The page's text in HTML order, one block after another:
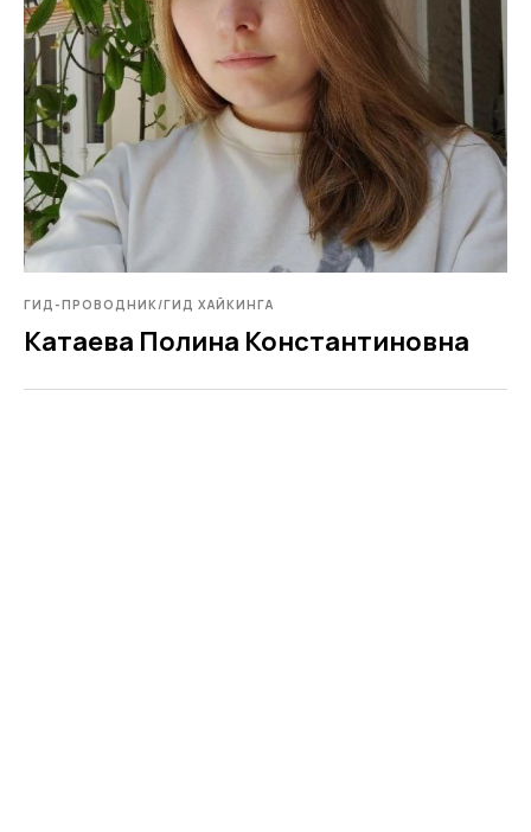
ГИД-ПРОВОДНИК/ГИД ХАЙКИНГА
Катаева Полина Константиновна